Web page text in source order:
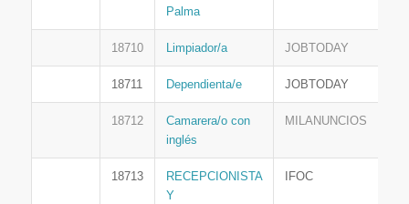
Palma
18710 Limpiador/a JOBTODAY
18711 Dependienta/e JOBTODAY
18712
Camarera/o con
inglés
MILANUNCIOS
18713
RECEPCIONISTA
Y
IFOC